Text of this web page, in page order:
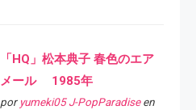
「HQ」松本典子 春色のエア
メール 1985年
por yumeki05 J-PopParadiseen